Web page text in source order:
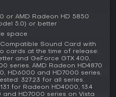
erfordern die teamweise
Assassinate legt den
und mit Game Lab
für abwechslungsreiche
ein: synchronisierte
Orte, legendäre
dar,
or AMD Radeon HD 5850
5.0) or better
space
Compatible Sound Card with
cards at the time of release:
and GeForce GTX 400,
series. AMD Radeon HD4870
HD6000 and HD7000 series.
327.23 for all series.
for Radeon HD4000, 13.4
HD7000 series on Vista